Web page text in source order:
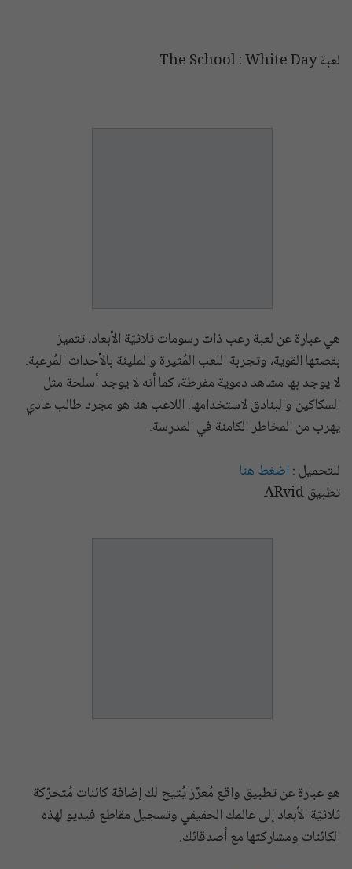
لعبة The School : White Day
هي عبارة عن لعبة رعب ذات رسومات ثلاثيّة الأبعاد، تتميز
بقصتها القوية، وتجربة اللعب المُثيرة والمليئة بالأحداث المُرعبة.
لا يوجد بها مشاهد دموية مفرطة، كما أنه لا يوجد أسلحة مثل
السكاكين والبنادق لاستخدامها. اللاعب هنا هو مجرد طالب عادي
يهرب من المخاطر الكامنة في المدرسة.
للتحميل : اضغط هنا
تطبيق ARvid
هو عبارة عن تطبيق واقع مُعزّز يُتيح لك إضافة كائنات مُتحرّكة
ثلاثيّة الأبعاد إلى عالمك الحقيقي وتسجيل مقاطع فيديو لهذه
الكائنات ومشاركتها مع أصدقائك.